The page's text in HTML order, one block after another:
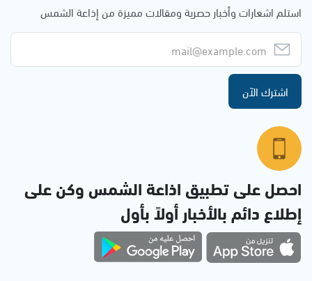
استلم اشعارات وأخبار حصرية ومقالات مميزة من إذاعة الشمس
اشترك الآن
احصل على تطبيق اذاعة الشمس وكن على
إطلاع دائم بالأخبار أولاً بأول